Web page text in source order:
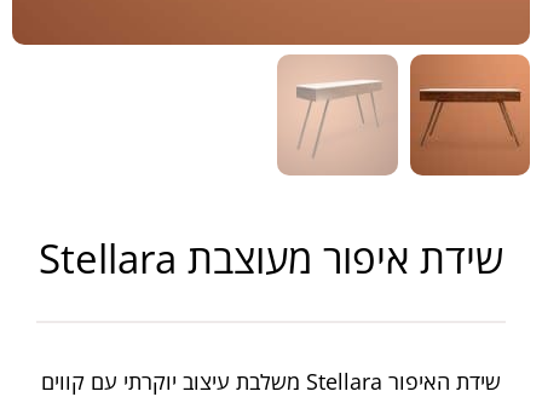
שידת איפור מעוצבת Stellara
שידת האיפור Stellara משלבת עיצוב יוקרתי עם קווים